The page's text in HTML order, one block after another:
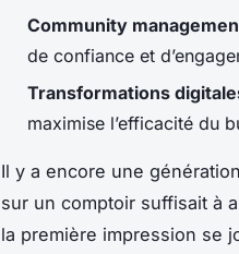
Community
de confiance et
Transformations
maximise l’efficacité du
Il y a encore une
sur un comptoir suffisait à
la première impression se